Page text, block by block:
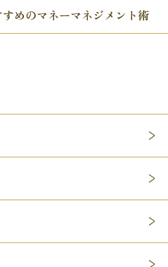
めのマネーマネジメント術